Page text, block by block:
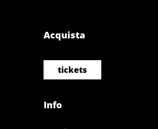
Acquista
tickets
Info